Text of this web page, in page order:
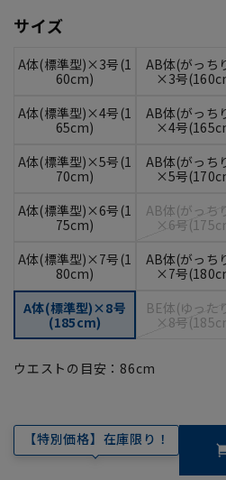
サイズ
A体(標準型)×3号(1
60cm)
AB体(がっち
×3号
A体(標準型)×4号(1
65cm)
AB体(がっち
×4号
A体(標準型)×5号(1
70cm)
AB体(がっち
×5号
A体(標準型)×6号(1
75cm)
AB体(がっち
×6号
A体(標準型)×7号(1
80cm)
AB体(がっち
×7号
A体(標準型)×8号
(185cm)
BE体(ゆった
×8号
ウエストの目安： 86cm
【特別価格】在庫限り！